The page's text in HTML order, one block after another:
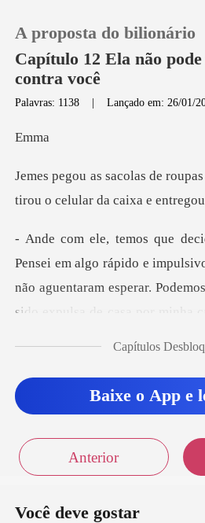
Histórico
A proposta do bilionário
Capítulo 12 Ela não
contra você
Palavras: 1138 |Lançado em: 26/01/
m
tirou o ce
não aguentaram esperar.
Capítulos
Baixe o App e
Anterior
Você deve gostar